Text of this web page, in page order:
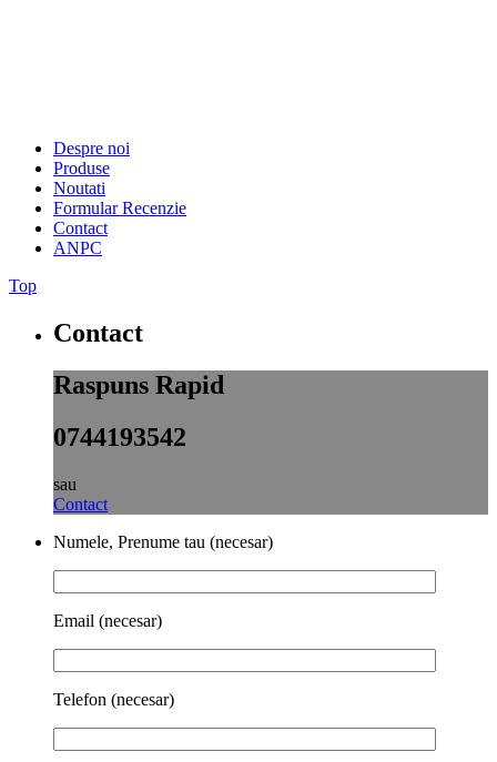
Despre noi
Produse
Noutati
Formular Recenzie
Contact
ANPC
Top
Contact
Raspuns Rapid
0744193542
sau
Contact
Numele, Prenume tau (necesar)
Email (necesar)
Telefon (necesar)